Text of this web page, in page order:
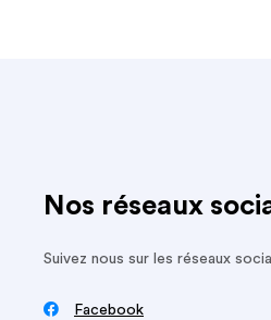
Nos réseaux
Suivez nous sur les réseaux
 Facebook